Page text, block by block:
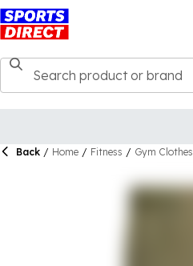
Back / Home / Fitness / Gym Clothes